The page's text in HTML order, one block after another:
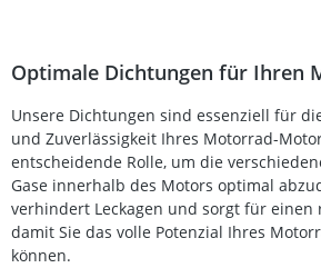
Wartung, Instandsetzung oder
Motorrads geeignet und bietet eine
Dichtfläche. Passgenau für Honda CB250, CB400, CB450N
(78–89) Hochwertige Materialqualität für lange
Lebensdauer Effektive Abdichtung gegen Öl- und
Schmutzaustritt Leichtes Gewicht (0,03 kg) für einfache
Montage Ideal für Wartung und Restaurierung
Lieferumfang: 1 x MOTORRAD NIELSEN
Ventildeckeldichtung
Optimale Dichtungen für Ihren
Unsere Dichtungen sind essenziell für
und Zuverlässigkeit Ihres Motorrad-
entscheidende Rolle, um die
Gase innerhalb des Motors optimal
verhindert Leckagen und sorgt für einen
damit Sie das volle Potenzial Ihres
können.